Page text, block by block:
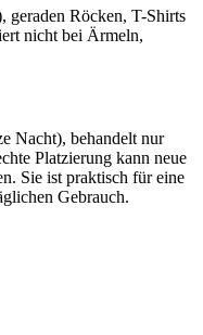
geraden Röcken, T-Shirts
nicht bei Ärmeln,
Nacht), behandelt nur
Platzierung kann neue
Sie ist praktisch für eine
Gebrauch.